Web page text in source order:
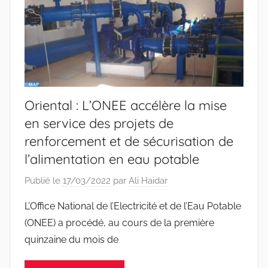
Oriental : L’ONEE accélère la mise
en service des projets de
renforcement et de sécurisation de
l’alimentation en eau potable
Publié le 17/03/2022 par Ali Haidar
L’Office National de l’Electricité et de l’Eau Potable
(ONEE) a procédé, au cours de la première
quinzaine du mois de